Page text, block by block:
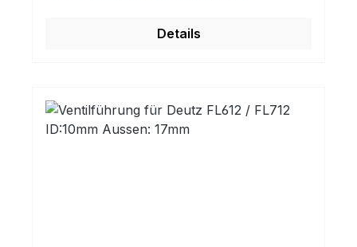
Details